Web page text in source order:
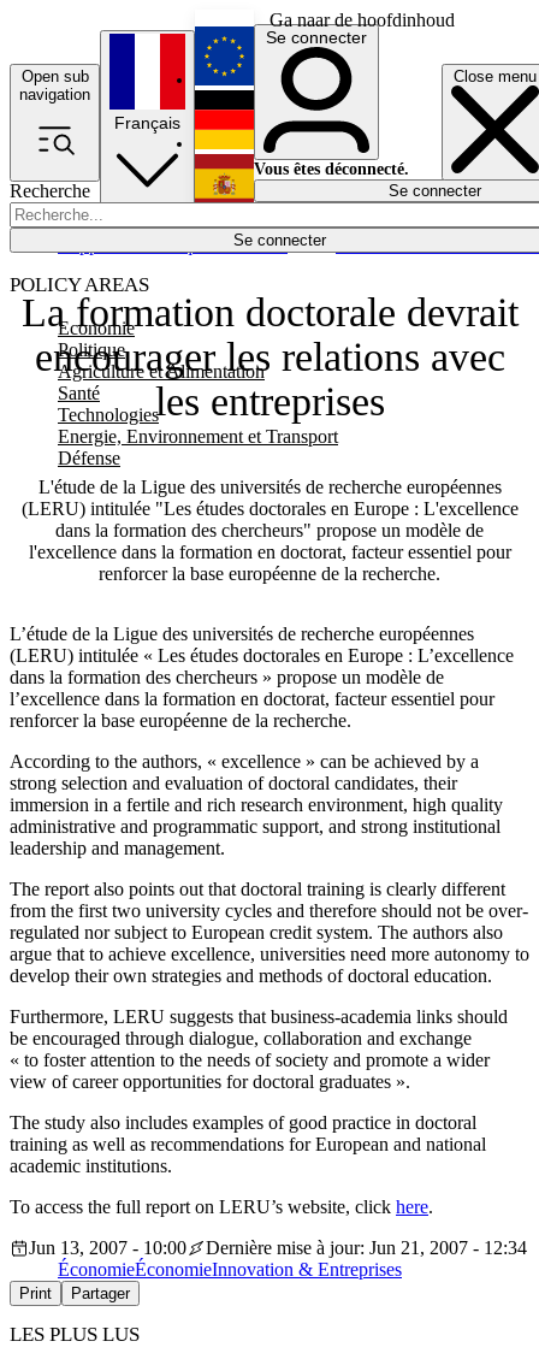
Ga naar de hoofdinhoud
Open sub
navigation
Close menu
Recherche
Se connecter
POLICY AREAS
Economie
Politique
Agriculture et Alimentation
Santé
Technologies
Energie, Environnement et Transport
Défense
Économie
Français
English
Deutsch
Español
Se connecter
Vous êtes déconnecté.
Se connecter
La formation doctorale devrait
encourager les relations avec
les entreprises
L'étude de la Ligue des universités de recherche européennes
(LERU) intitulée "Les études doctorales en Europe : L'excellence
dans la formation des chercheurs" propose un modèle de
l'excellence dans la formation en doctorat, facteur essentiel pour
renforcer la base européenne de la recherche.
L’étude de la Ligue des universités de recherche européennes
(LERU) intitulée « Les études doctorales en Europe : L’excellence
dans la formation des chercheurs » propose un modèle de
l’excellence dans la formation en doctorat, facteur essentiel pour
renforcer la base européenne de la recherche.
According to the authors, « excellence » can be achieved by a
strong selection and evaluation of doctoral candidates, their
immersion in a fertile and rich research environment, high quality
administrative and programmatic support, and strong institutional
leadership and management.
The report also points out that doctoral training is clearly different
from the first two university cycles and therefore should not be over-
regulated nor subject to European credit system. The authors also
argue that to achieve excellence, universities need more autonomy to
develop their own strategies and methods of doctoral education.
Furthermore, LERU suggests that business-academia links should
be encouraged through dialogue, collaboration and exchange
« to foster attention to the needs of society and promote a wider
view of career opportunities for doctoral graduates ».
The study also includes examples of good practice in doctoral
training as well as recommendations for European and national
academic institutions.
To access the full report on LERU’s website, click here.
Jun 13, 2007 - 10:00
Dernière mise à jour: Jun 21, 2007 - 12:34
ÉconomieÉconomieInnovation & Entreprises
Print Partager
LES PLUS LUS